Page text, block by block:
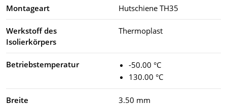
Montageart Hutschiene TH35
Werkstoff des
Isolierkörpers
Thermoplast
Betriebstemperatur
-50.00 °C
130.00 °C
Breite 3.50 mm